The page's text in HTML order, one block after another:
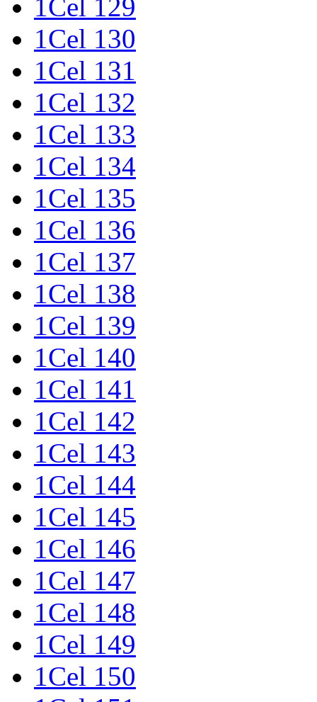
1Cel 129
1Cel 130
1Cel 131
1Cel 132
1Cel 133
1Cel 134
1Cel 135
1Cel 136
1Cel 137
1Cel 138
1Cel 139
1Cel 140
1Cel 141
1Cel 142
1Cel 143
1Cel 144
1Cel 145
1Cel 146
1Cel 147
1Cel 148
1Cel 149
1Cel 150